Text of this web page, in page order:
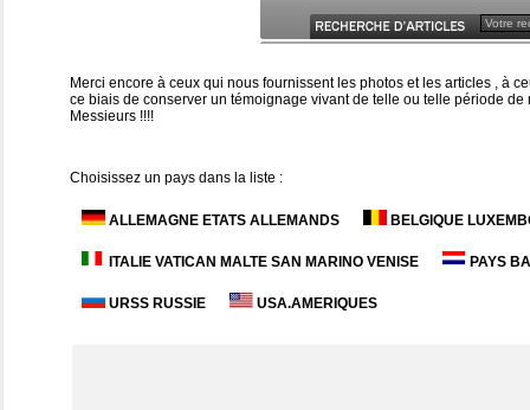
Merci encore à ceux qui nous fournissent les photos et les articles , à
ce biais de conserver un témoignage vivant de telle ou telle période
Messieurs !!!!
Choisissez un pays dans la liste :
ALLEMAGNE ETATS ALLEMANDS BELGIQUE
ITALIE VATICAN MALTE SAN MARINO VENISE PAYS
URSS RUSSIE USA.AMERIQUES